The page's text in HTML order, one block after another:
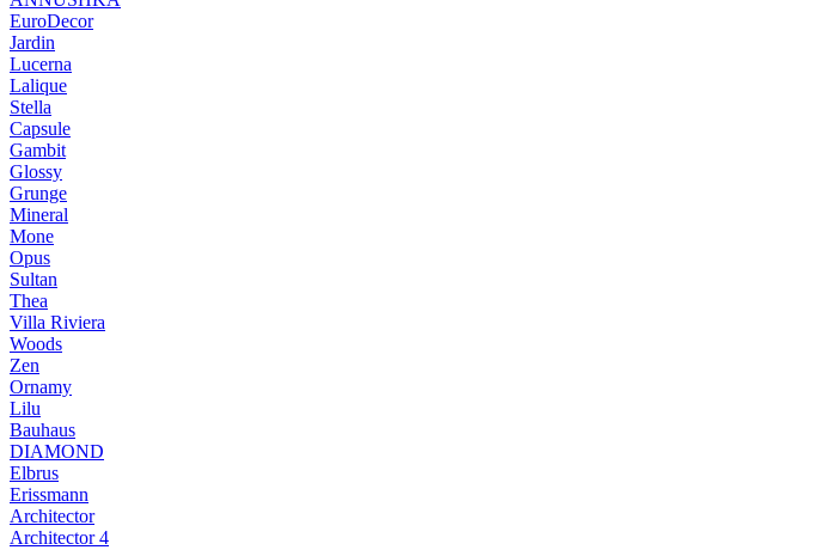
EuroDecor
Jardin
Lucerna
Lalique
Stella
Capsule
Gambit
Glossy
Grunge
Mineral
Mone
Opus
Sultan
Thea
Villa Riviera
Woods
Zen
Ornamy
Lilu
Bauhaus
DIAMOND
Elbrus
Erissmann
Architector
Architector 4